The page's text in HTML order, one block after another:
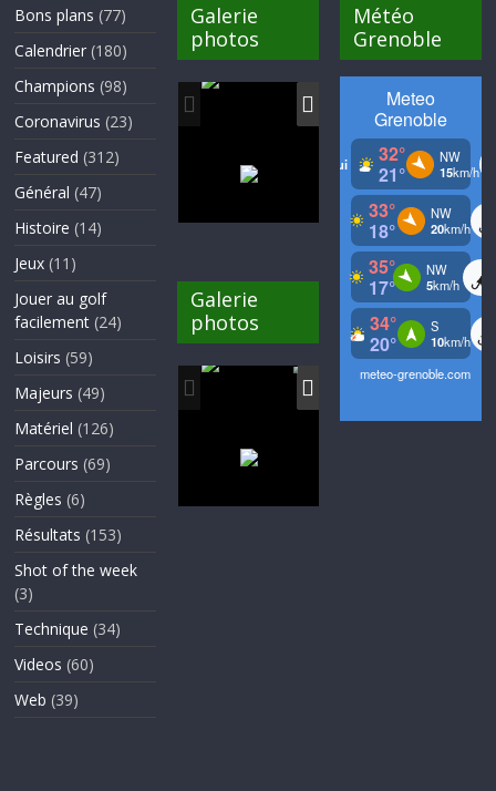
Bons plans (77)
Calendrier (180)
Champions (98)
Coronavirus (23)
Featured (312)
Général (47)
Histoire (14)
Jeux (11)
Jouer au golf
facilement (24)
Loisirs (59)
Majeurs (49)
Matériel (126)
Parcours (69)
Règles (6)
Résultats (153)
Shot of the week
(3)
Technique (34)
Videos (60)
Web (39)
Galerie
photos
Galerie
photos
Météo
Grenoble